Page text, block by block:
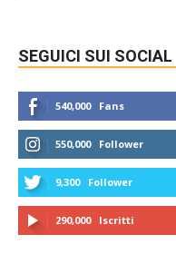
SEGUICI SUI SOCIAL
540,000 Fans
550,000 Follower
9,300 Follower
290,000 Iscritti